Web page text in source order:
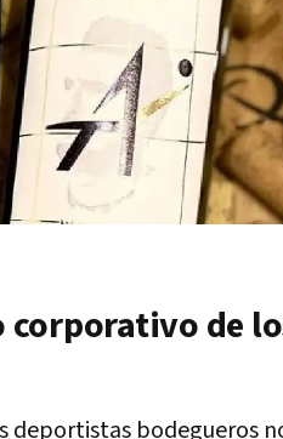
corporativo de
deportistas bodegueros